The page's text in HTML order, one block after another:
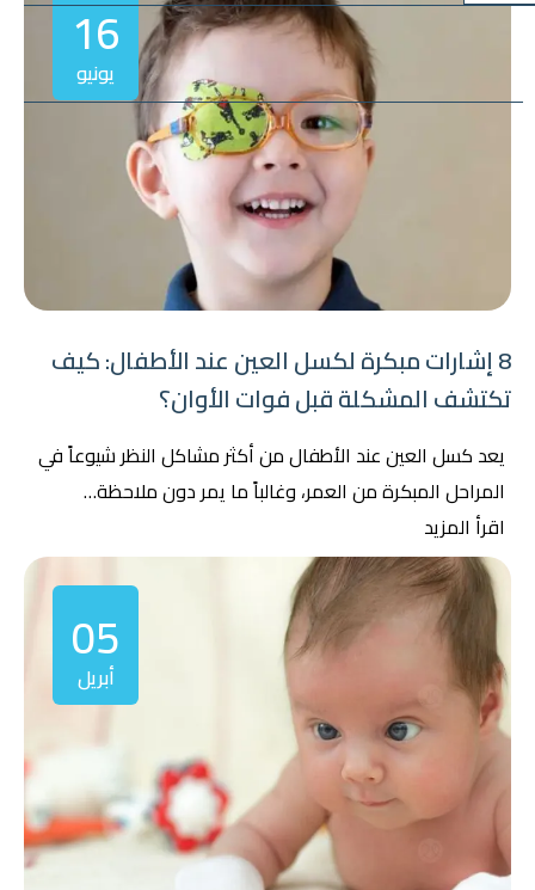
16
يونيو
8 إشارات مبكرة لكسل العين عند الأطفال: كيف
تكتشف المشكلة قبل فوات الأوان؟
يعد كسل العين عند الأطفال من أكثر مشاكل النظر شيوعاً في
المراحل المبكرة من العمر، وغالباً ما يمر دون ملاحظة…
اقرأ المزيد
05
أبريل